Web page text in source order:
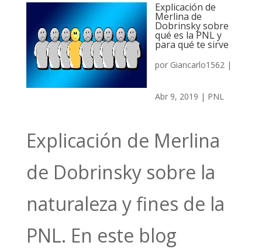
Explicación de
Merlina de
Dobrinsky sobre
qué es la PNL y
para qué te sirve
por Giancarlo1562|
Abr 9, 2019 | PNL
Explicación de Merlina
de Dobrinsky sobre la
naturaleza y fines de la
PNL. En este blog